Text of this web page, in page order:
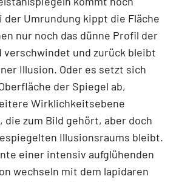
der Umrundung kippt die Fläche
nur noch das dünne Profil der
verschwindet und zurück bleibt
Illusion. Oder es setzt sich
der Spiegel ab,
Wirklichkeitsebene
die zum Bild gehört, aber doch
Illusionsraums bleibt.
einer intensiv aufglühenden
wechseln mit dem lapidaren